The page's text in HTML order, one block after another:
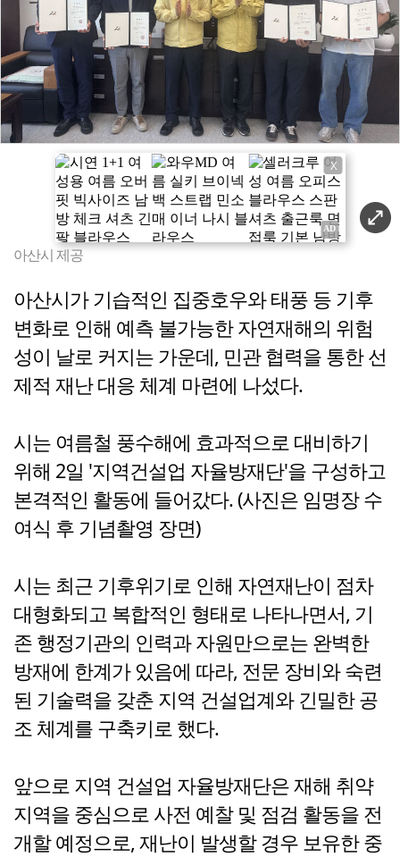
X
아산시 제공
아산시가 기습적인 집중호우와 태풍 등 기후
변화로 인해 예측 불가능한 자연재해의 위험
성이 날로 커지는 가운데, 민관 협력을 통한 선
제적 재난 대응 체계 마련에 나섰다.
시는 여름철 풍수해에 효과적으로 대비하기
위해 2일 '지역건설업 자율방재단'을 구성하고
본격적인 활동에 들어갔다. (사진은 임명장 수
여식 후 기념촬영 장면)
시는 최근 기후위기로 인해 자연재난이 점차
대형화되고 복합적인 형태로 나타나면서, 기
존 행정기관의 인력과 자원만으로는 완벽한
방재에 한계가 있음에 따라, 전문 장비와 숙련
된 기술력을 갖춘 지역 건설업계와 긴밀한 공
조 체계를 구축키로 했다.
앞으로 지역 건설업 자율방재단은 재해 취약
지역을 중심으로 사전 예찰 및 점검 활동을 전
개할 예정으로, 재난이 발생할 경우 보유한 중